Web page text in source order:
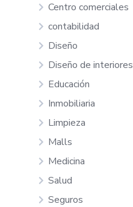
Centro comerciales
contabilidad
Diseño
Diseño de interiores
Educación
Inmobiliaria
Limpieza
Malls
Medicina
Salud
Seguros